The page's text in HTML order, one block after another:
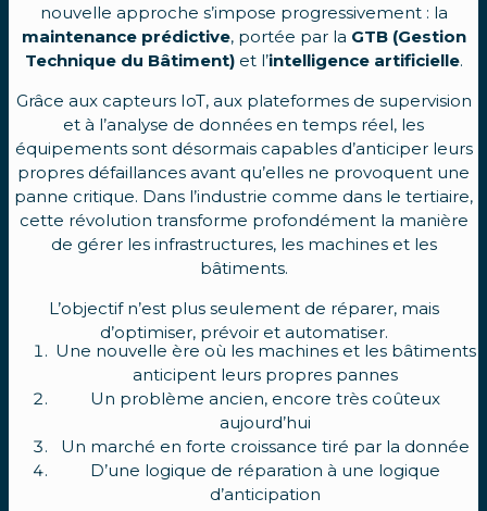
nouvelle approche s’impose progressivement : la
maintenance prédictive, portée par la GTB (Gestion
Technique du Bâtiment)et l’intelligence artificielle.
Grâce aux capteurs IoT, aux plateformes de supervision
et à l’analyse de données en temps réel, les
équipements sont désormais capables d’anticiper leurs
propres défaillances avant qu’elles ne provoquent une
panne critique. Dans l’industrie comme dans le tertiaire,
cette révolution transforme profondément la manière
de gérer les infrastructures, les machines et les
bâtiments.
L’objectif n’est plus seulement de réparer, mais
d’optimiser, prévoir et automatiser.
Une nouvelle ère où les machines et les bâtiments
anticipent leurs propres pannes
Un problème ancien, encore très coûteux
aujourd’hui
Un marché en forte croissance tiré par la donnée
D’une logique de réparation à une logique
d’anticipation